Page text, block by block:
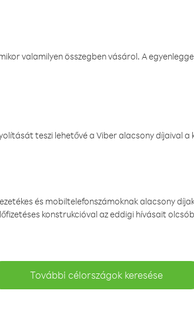
valamilyen összegben vásárol. A
teszi lehetővé a Viber alacsony díjaival
és mobiltelefonszámoknak alacsony
konstrukcióval az eddigi hívásait
További célországok keresése